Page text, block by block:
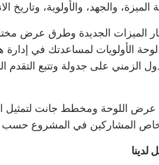
والجهد، والأولوية، وتاريخ
الميزات الجديدة وطرق عرض
الأولويات لمساعدتك في إدارة
الزمني على جدولة وتتبع التقدم
اللوحة ومخطط جانت لتمثيل
المشاركين في المشروع حسب
لدينا